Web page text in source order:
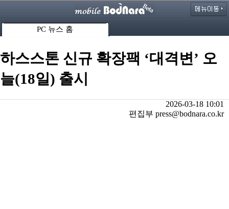
PC 뉴스 홈
하스스톤 신규 확장팩 ‘대격변’ 오
늘(18일) 출시
2026-03-18 10:01
편집부 press@bodnara.co.kr